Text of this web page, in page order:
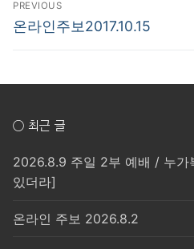
탐
PREVIOUS
Previous
온라인주보2017.10.15
○ 최근 글
2026.8.9 주일 2부 예배 / 누가
있더라]
온라인 주보 2026.8.2